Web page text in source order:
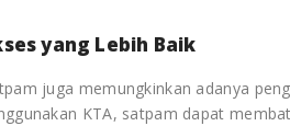
yang Lebih Baik
juga memungkinkan adanya
KTA, satpam dapat